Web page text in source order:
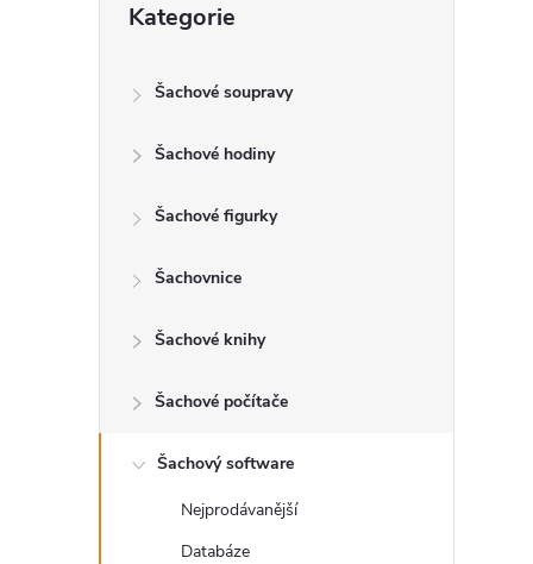
n
kategorie
Kategorie
Šachové soupravy
Šachové hodiny
Šachové figurky
Šachovnice
Šachové knihy
Šachové počítače
Šachový software
Nejprodávanější
Databáze